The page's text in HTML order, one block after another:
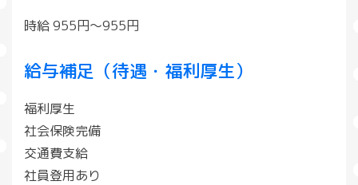
時給 955円〜955円
給与補足（待遇・福利厚生）
福利厚生
社会保険完備
交通費支給
社員登用あり